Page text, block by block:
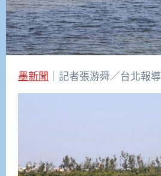
墨新聞 ｜記者張游舜／台北報導